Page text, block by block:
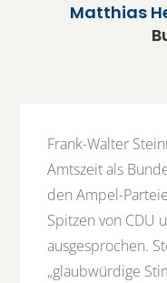
Matthias
Frank-Walter
Amtszeit als
den Ampel-
Spitzen von CDU
ausgesprochen.
„glaubwürdige